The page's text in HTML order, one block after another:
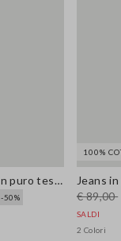
Borsa intrecciata in puro tessuto carta multicolor
-50%
100%
€ 89,00
SALDI
2 Colori